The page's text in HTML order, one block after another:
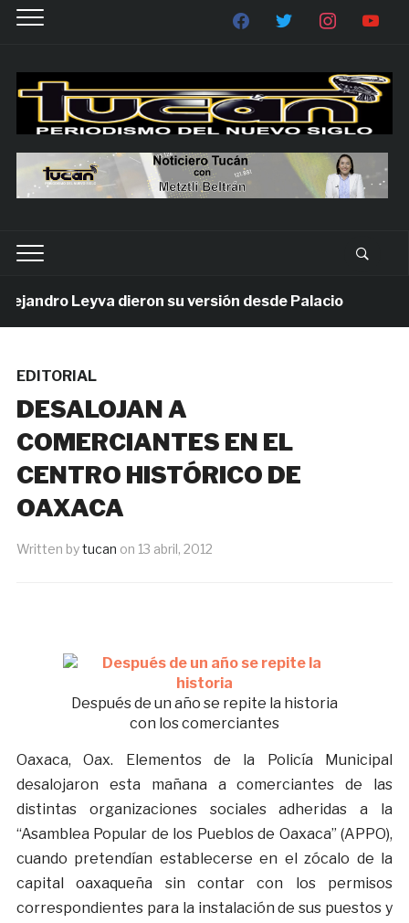
Leyva dieron su versión desde Palacio
EDITORIAL
DESALOJAN A
COMERCIANTES EN EL
CENTRO HISTÓRICO DE
OAXACA
Written bytucan on 13 abril, 2012
Después de un año se repite la historia
con los comerciantes
Oaxaca, Oax. Elementos de la Policía Municipal
desalojaron esta mañana a comerciantes de las
distintas organizaciones sociales adheridas a la
“Asamblea Popular de los Pueblos de Oaxaca” (APPO),
cuando pretendían establecerse en el zócalo de la
capital oaxaqueña sin contar con los permisos
correspondientes para la instalación de sus puestos y